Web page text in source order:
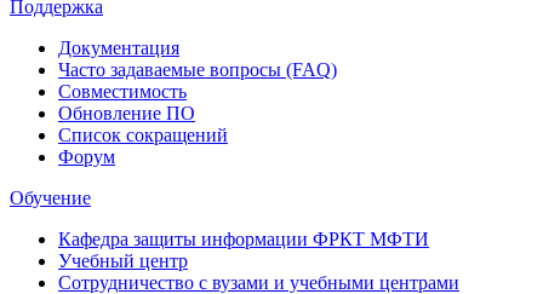
Поддержка
Документация
Часто задаваемые вопросы (FAQ)
Совместимость
Обновление ПО
Список сокращений
Форум
Обучение
Кафедра защиты информации ФРКТ МФТИ
Учебный центр
Сотрудничество с вузами и учебными центрами